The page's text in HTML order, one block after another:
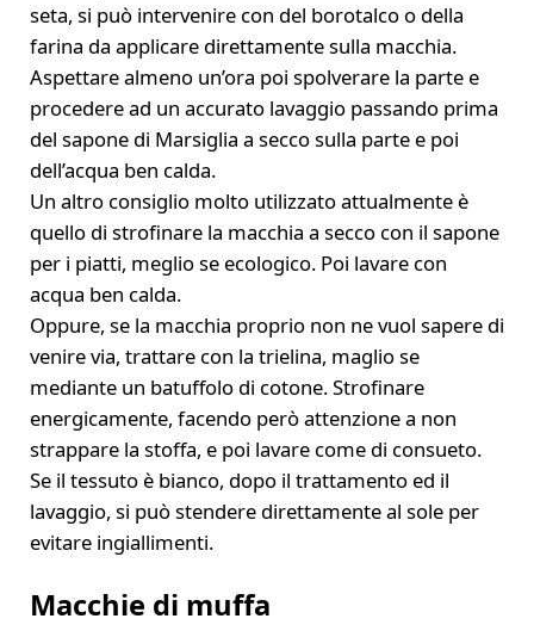
seta, si può intervenire con del borotalco o della
farina da applicare direttamente sulla macchia.
Aspettare almeno un’ora poi spolverare la parte e
procedere ad un accurato lavaggio passando prima
del sapone di Marsiglia a secco sulla parte e poi
dell’acqua ben calda.
Un altro consiglio molto utilizzato attualmente è
quello di strofinare la macchia a secco con il sapone
per i piatti, meglio se ecologico. Poi lavare con
acqua ben calda.
Oppure, se la macchia proprio non ne vuol sapere di
venire via, trattare con la trielina, maglio se
mediante un batuffolo di cotone. Strofinare
energicamente, facendo però attenzione a non
strappare la stoffa, e poi lavare come di consueto.
Se il tessuto è bianco, dopo il trattamento ed il
lavaggio, si può stendere direttamente al sole per
evitare ingiallimenti.
Macchie di muffa